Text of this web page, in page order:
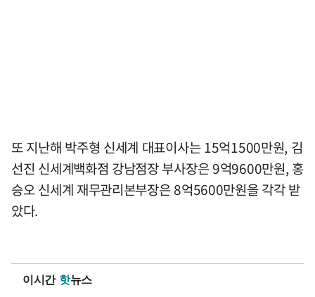
또 지난해 박주형 신세계 대표이사는 15억1500만원, 김
선진 신세계백화점 강남점장 부사장은 9억9600만원, 홍
승오 신세계 재무관리본부장은 8억5600만원을 각각 받
았다.
이시간 핫뉴스